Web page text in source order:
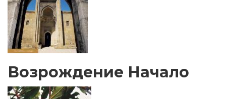
Возрождение Начало